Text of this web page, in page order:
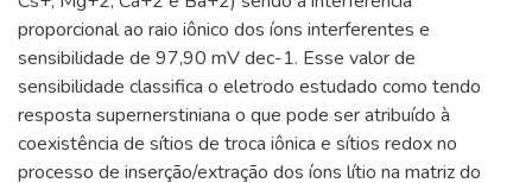
proporcional ao raio iônico dos íons interferentes e
sensibilidade de 97,90 mV dec-1. Esse valor de
sensibilidade classifica o eletrodo estudado como tendo
resposta supernerstiniana o que pode ser atribuído à
coexistência de sítios de troca iônica e sítios redox no
processo de inserção/extração dos íons lítio na matriz do